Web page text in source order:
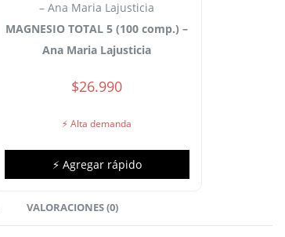
MAGNESIO TOTAL 5 (100 comp.) –
Ana Maria Lajusticia
$26.990
⚡ Alta demanda
⚡ Agregar rápido
VALORACIONES (0)